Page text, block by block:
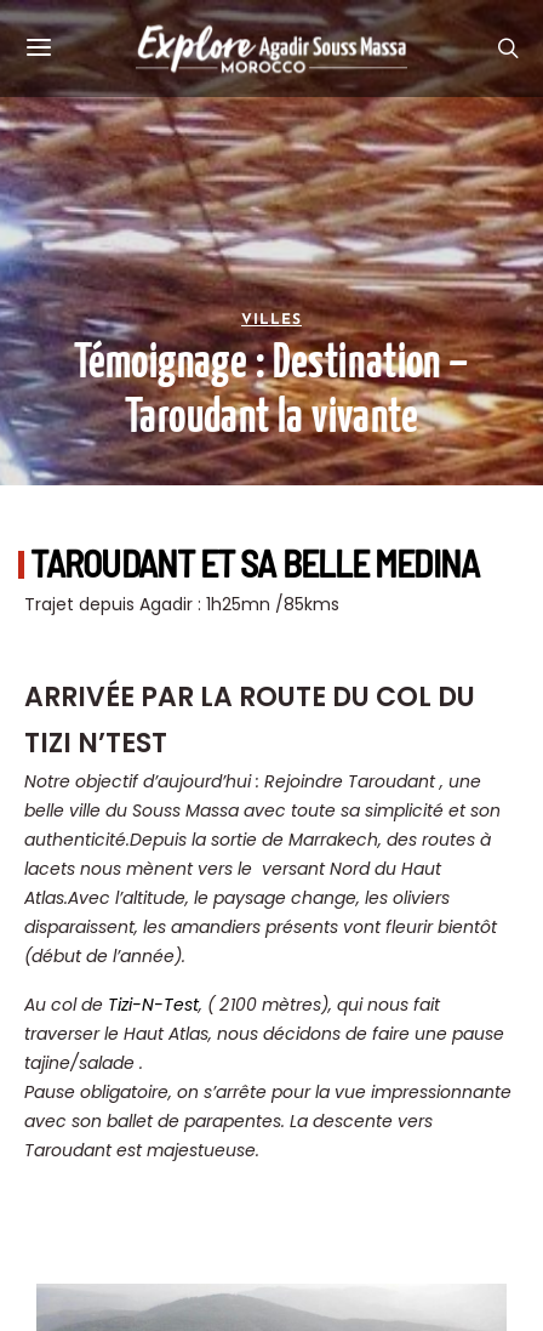
VILLES
Témoignage : Destination –
Taroudant la vivante
TAROUDANT ET SA BELLE MEDINA
Trajet depuis Agadir : 1h25mn /85kms
ARRIVÉE PAR LA ROUTE DU COL DU
TIZI N’TEST
Notre objectif d’aujourd’hui : Rejoindre Taroudant , une
belle ville du Souss Massa avec toute sa simplicité et son
authenticité.Depuis la sortie de Marrakech, des routes à
lacets nous mènent vers le versant Nord du Haut
Atlas.Avec l’altitude, le paysage change, les oliviers
disparaissent, les amandiers présents vont fleurir bientôt
(début de l’année).
Au col de Tizi-N-Test, ( 2 100 mètres), qui nous fait
traverser le Haut Atlas, nous décidons de faire une pause
tajine/salade .
Pause obligatoire, on s’arrête pour la vue impressionnante
avec son ballet de parapentes. La descente vers
Taroudant est majestueuse.